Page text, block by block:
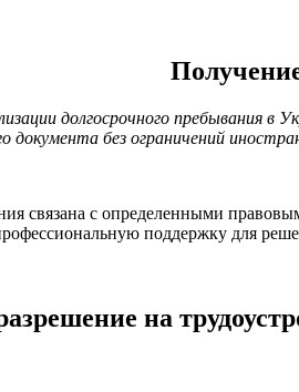
долгосрочного пребывания
документа без ограничений
связана с определенными
поддержку для
на